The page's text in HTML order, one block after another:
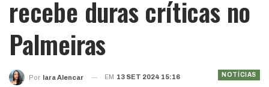
recebe duras críticas no
Palmeiras
NOTÍCIAS
Por Iara Alencar EM 13 SET 2024 15:16